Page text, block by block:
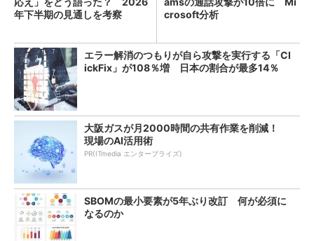
年下半期の見通しを考察
crosoft分析
エラー解消のつもりが自ら攻撃を実行する「Cl
ickFix」が108％増 日本の割合が最多14％
大阪ガスが月2000時間の共有作業を削減！
現場のAI活用術
PR(ITmedia エンタープライズ)
SBOMの最小要素が5年ぶり改訂 何が必須に
なるのか